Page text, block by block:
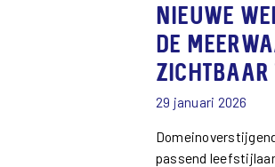
Nieuwe
de
zichtbaar
29 januari 2026
passend